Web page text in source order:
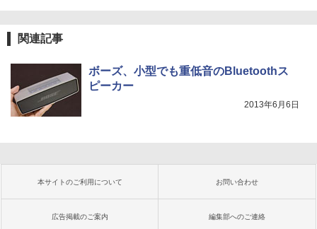
関連記事
ボーズ、小型でも重低音のBluetoothス
ピーカー
2013年6月6日
本サイトのご利用について お問い合わせ
広告掲載のご案内 編集部へのご連絡